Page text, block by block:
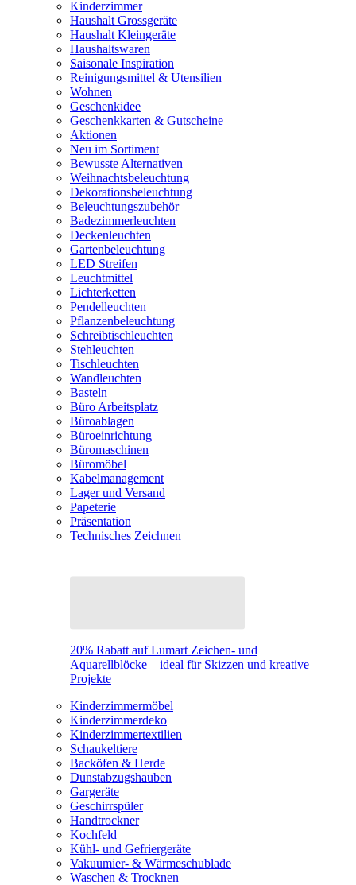
Kinderzimmer
Haushalt Grossgeräte
Haushalt Kleingeräte
Haushaltswaren
Saisonale Inspiration
Reinigungsmittel & Utensilien
Wohnen
Geschenkidee
Geschenkkarten & Gutscheine
Aktionen
Neu im Sortiment
Bewusste Alternativen
Weihnachtsbeleuchtung
Dekorationsbeleuchtung
Beleuchtungszubehör
Badezimmerleuchten
Deckenleuchten
Gartenbeleuchtung
LED Streifen
Leuchtmittel
Lichterketten
Pendelleuchten
Pflanzenbeleuchtung
Schreibtischleuchten
Stehleuchten
Tischleuchten
Wandleuchten
Basteln
Büro Arbeitsplatz
Büroablagen
Büroeinrichtung
Büromaschinen
Büromöbel
Kabelmanagement
Lager und Versand
Papeterie
Präsentation
Technisches Zeichnen
20% Rabatt auf Lumart Zeichen- und
Aquarellblöcke – ideal für Skizzen und kreative
Projekte
Kinderzimmermöbel
Kinderzimmerdeko
Kinderzimmertextilien
Schaukeltiere
Backöfen & Herde
Dunstabzugshauben
Gargeräte
Geschirrspüler
Handtrockner
Kochfeld
Kühl- und Gefriergeräte
Vakuumier- & Wärmeschublade
Waschen & Trocknen